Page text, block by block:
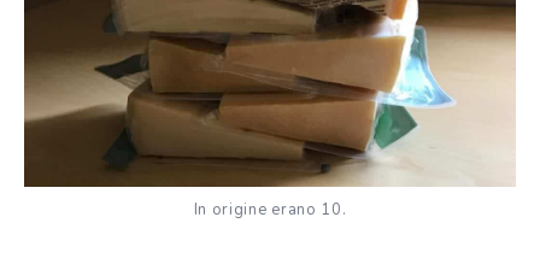
In origine erano 10.